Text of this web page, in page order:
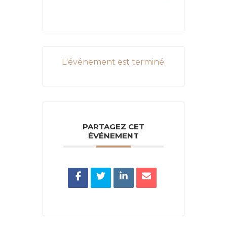
L'événement est terminé.
PARTAGEZ CET
ÉVÉNEMENT